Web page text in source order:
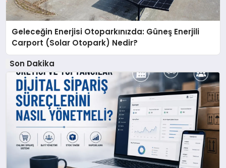
Geleceğin Enerjisi Otoparkınızda: Güneş Enerjili
Carport (Solar Otopark) Nedir?
Son Dakika